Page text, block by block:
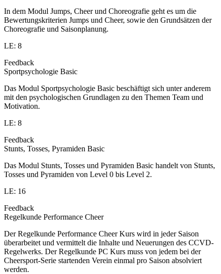
In dem Modul Jumps, Cheer und Choreografie geht es um die
Bewertungskriterien Jumps und Cheer, sowie den Grundsätzen der
Choreografie und Saisonplanung.
LE: 8
Feedback
Sportpsychologie Basic
Das Modul Sportpsychologie Basic beschäftigt sich unter anderem
mit den psychologischen Grundlagen zu den Themen Team und
Motivation.
LE: 8
Feedback
Stunts, Tosses, Pyramiden Basic
Das Modul Stunts, Tosses und Pyramiden Basic handelt von Stunts,
Tosses und Pyramiden von Level 0 bis Level 2.
LE: 16
Feedback
Regelkunde Performance Cheer
Der Regelkunde Performance Cheer Kurs wird in jeder Saison
überarbeitet und vermittelt die Inhalte und Neuerungen des CCVD-
Regelwerks. Der Regelkunde PC Kurs muss von jedem bei der
Cheersport-Serie startenden Verein einmal pro Saison absolviert
werden.